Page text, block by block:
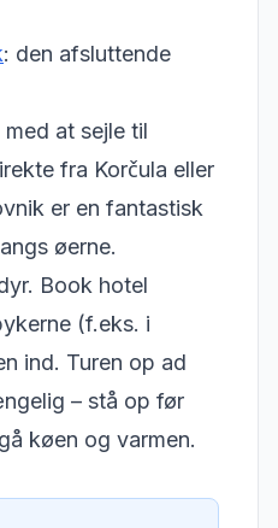
: den afsluttende
at sejle til
fra Korčula eller
er en fantastisk
øerne.
Book hotel
(f.eks. i
ind. Turen op ad
– stå op før
køen og varmen.